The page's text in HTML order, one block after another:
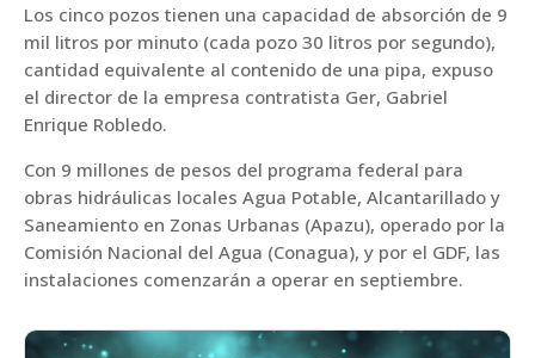
Los cinco pozos tienen una capacidad de absorción de 9
mil litros por minuto (cada pozo 30 litros por segundo),
cantidad equivalente al contenido de una pipa, expuso
el director de la empresa contratista Ger, Gabriel
Enrique Robledo.
Con 9 millones de pesos del programa federal para
obras hidráulicas locales Agua Potable, Alcantarillado y
Saneamiento en Zonas Urbanas (Apazu), operado por la
Comisión Nacional del Agua (Conagua), y por el GDF, las
instalaciones comenzarán a operar en septiembre.